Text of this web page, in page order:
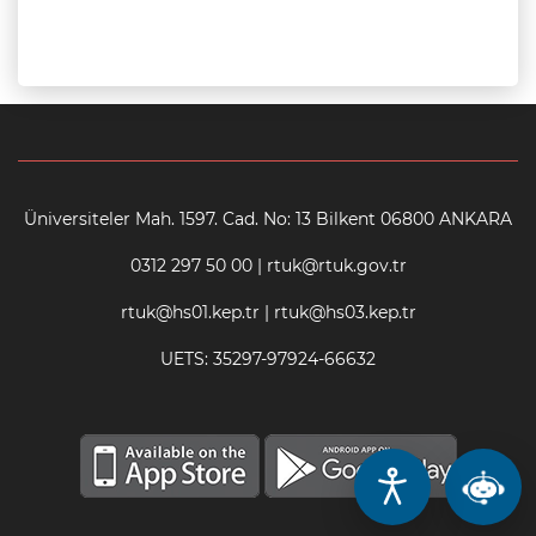
Üniversiteler Mah. 1597. Cad. No: 13 Bilkent 06800 ANKARA
0312 297 50 00 | rtuk@rtuk.gov.tr
rtuk@hs01.kep.tr | rtuk@hs03.kep.tr
UETS: 35297-97924-66632